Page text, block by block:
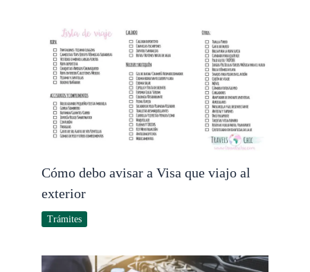
Cómo debo avisar a Visa que viajo al
exterior
Trámites